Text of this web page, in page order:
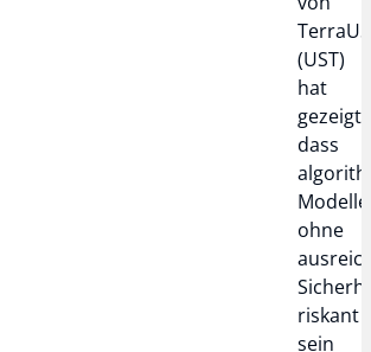
(UST)
hat
gezeigt,
dass
Modelle
ohne
riskant
sein